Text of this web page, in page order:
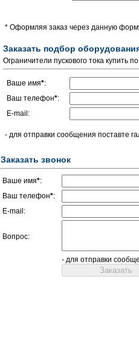
* Оформляя заказ через данную
Заказать подбор
Ограничители пускового тока купить
Ваше имя*:
Ваш телефон*:
E-mail:
- для отправки сообщения поставте
Заказать звонок
Ваше имя*:
Ваш телефон*:
E-mail:
Вопрос:
- для отправки